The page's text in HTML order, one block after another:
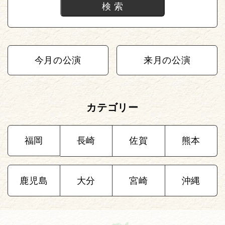
今月の公演 来月の公演
カテゴリー
福岡 長崎 佐賀 熊本
鹿児島 大分 宮崎 沖縄